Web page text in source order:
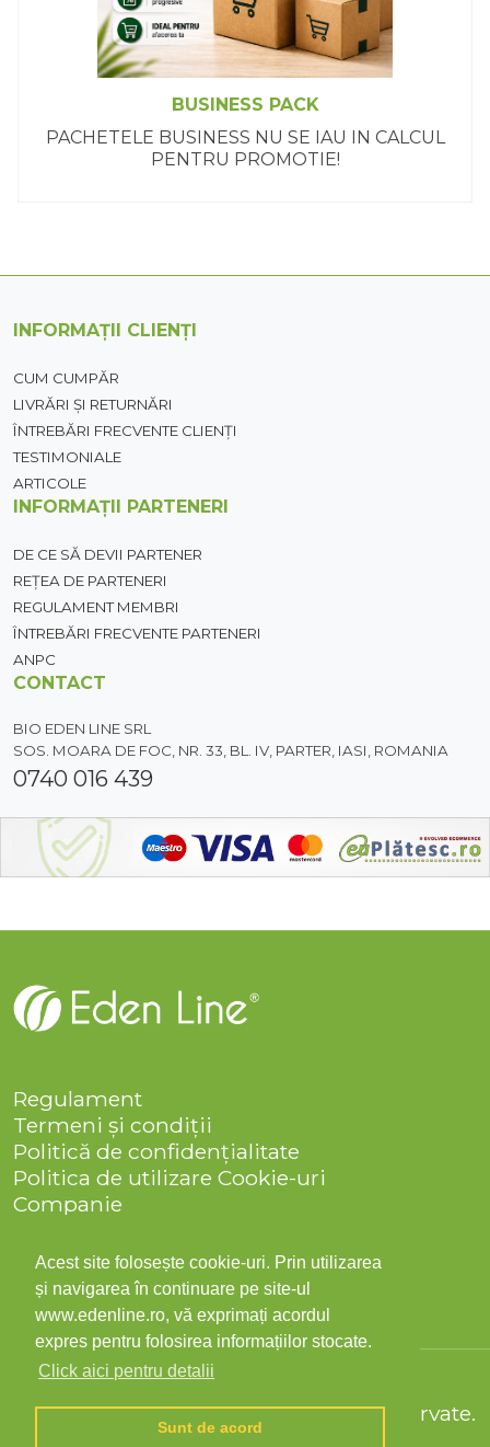
Acest site folosește cookie-uri. Prin utilizarea
și navigarea în continuare pe site-ul
www.edenline.ro, vă exprimați acordul
expres pentru folosirea informațiilor stocate.
Click aici pentru detalii
Sunt de acord
BUSINESS PACK
PACHETELE BUSINESS NU SE IAU IN CALCUL
PENTRU PROMOTIE!
INFORMAȚII CLIENȚI
CUM CUMPĂR
LIVRĂRI ȘI RETURNĂRI
ÎNTREBĂRI FRECVENTE CLIENȚI
TESTIMONIALE
ARTICOLE
INFORMAȚII PARTENERI
DE CE SĂ DEVII PARTENER
REȚEA DE PARTENERI
REGULAMENT MEMBRI
ÎNTREBĂRI FRECVENTE PARTENERI
ANPC
CONTACT
BIO EDEN LINE SRL
SOS. MOARA DE FOC, NR. 33, BL. IV, PARTER, IASI, ROMANIA
0740 016 439
Regulament
Termeni și condiții
Politică de confidențialitate
Politica de utilizare Cookie-uri
Companie
ANPC
Contact
© 2026 Eden Line Toate drepturile rezervate.